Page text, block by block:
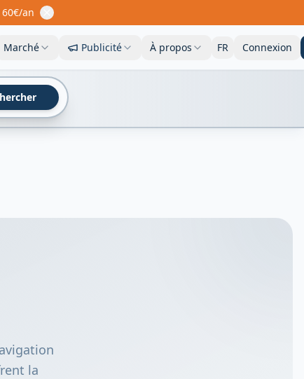
an
Marché Publicité À propos FR Connexion
la